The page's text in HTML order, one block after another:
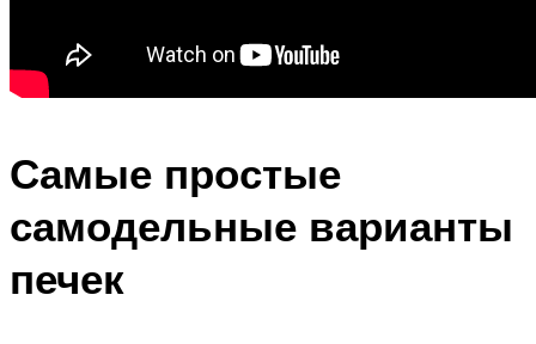
Самые простые
самодельные варианты
печек